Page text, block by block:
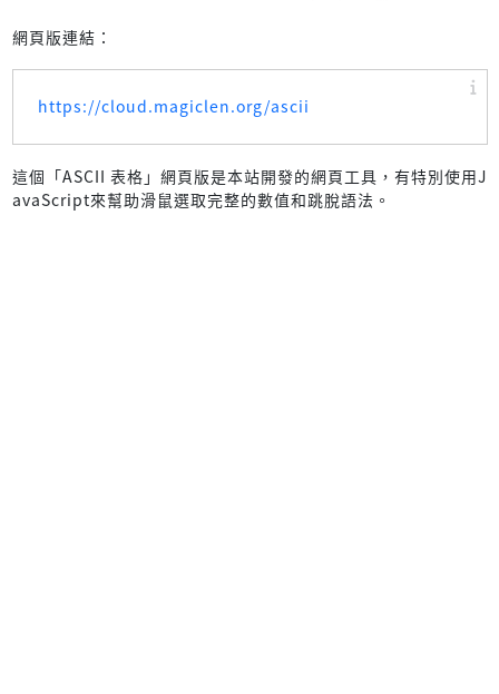
網頁版連結：
https://cloud.magiclen.org/ascii
這個「ASCII 表格」網頁版是本站開發的網頁工具，有特別使用J
avaScript來幫助滑鼠選取完整的數值和跳脫語法。